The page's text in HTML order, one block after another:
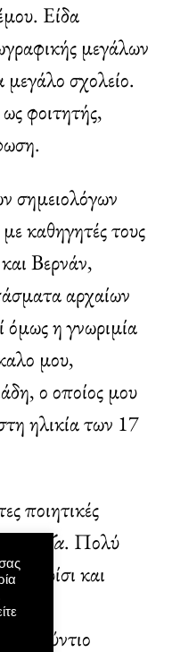
Είδα
μεγάλων
σχολείο.
φοιτητής,
σημειολόγων
καθηγητές τους
Βερνάν,
αρχαίων
όμως η γνωριμία
μου,
ο οποίος μου
ηλικία των 17
ποιητικές
Ρόζα. Πολύ
Παρίσι και
Στούντιο